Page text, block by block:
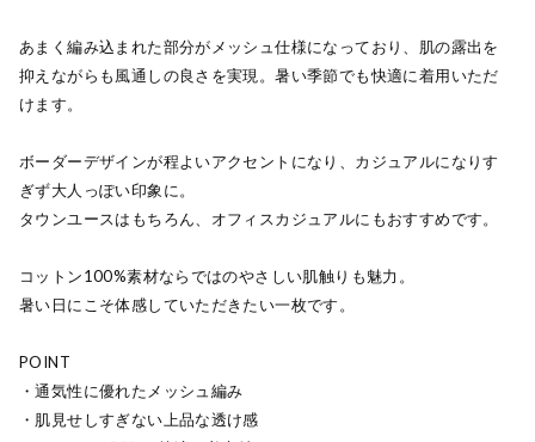
あまく編み込まれた部分がメッシュ仕様になっており、肌の露出を
抑えながらも風通しの良さを実現。暑い季節でも快適に着用いただ
けます。
ボーダーデザインが程よいアクセントになり、カジュアルになりす
ぎず大人っぽい印象に。
タウンユースはもちろん、オフィスカジュアルにもおすすめです。
コットン100%素材ならではのやさしい肌触りも魅力。
暑い日にこそ体感していただきたい一枚です。
POINT
・通気性に優れたメッシュ編み
・肌見せしすぎない上品な透け感